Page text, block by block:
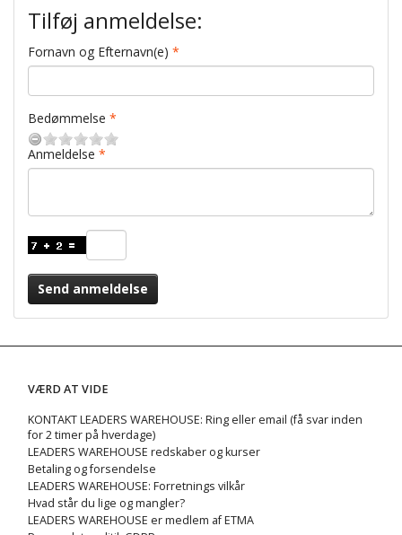
Tilføj anmeldelse:
Fornavn og Efternavn(e)
Bedømmelse
Anmeldelse
Send anmeldelse
VÆRD AT VIDE
KONTAKT LEADERS WAREHOUSE: Ring eller email (få svar inden
for 2 timer på hverdage)
LEADERS WAREHOUSE redskaber og kurser
Betaling og forsendelse
LEADERS WAREHOUSE: Forretnings vilkår
Hvad står du lige og mangler?
LEADERS WAREHOUSE er medlem af ETMA